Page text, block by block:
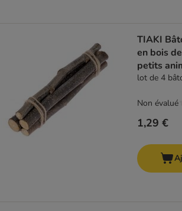
TIAKI
en bois
petits
lot de 4
1,29 €
Non évalué